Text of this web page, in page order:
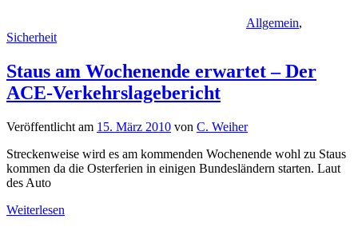
Allgemein,
Sicherheit
Staus am Wochenende erwartet – Der
ACE-Verkehrslagebericht
Veröffentlicht am 15. März 2010 von C. Weiher
Streckenweise wird es am kommenden Wochenende wohl zu Staus
kommen da die Osterferien in einigen Bundesländern starten. Laut
des Auto
Weiterlesen